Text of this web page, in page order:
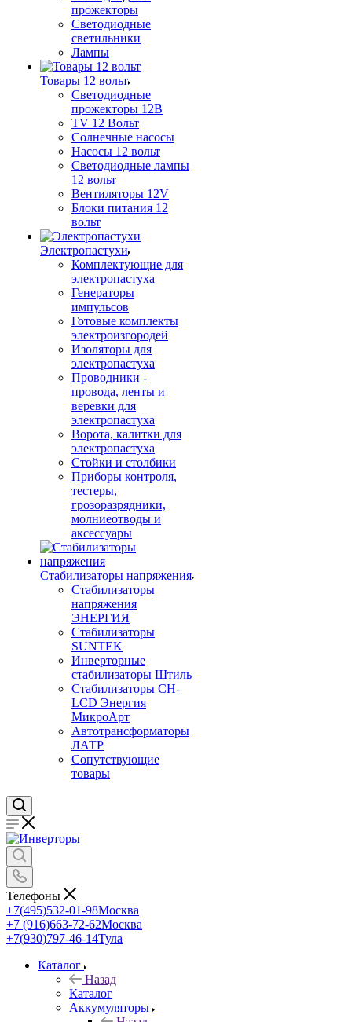
прожекторы
Светодиодные
светильники
Лампы
Товары 12 вольт
Светодиодные
прожекторы 12В
TV 12 Вольт
Солнечные насосы
Насосы 12 вольт
Светодиодные лампы
12 вольт
Вентиляторы 12V
Блоки питания 12
вольт
Электропастухи
Комплектующие для
электропастуха
Генераторы
импульсов
Готовые комплекты
электроизгородей
Изоляторы для
электропастуха
Проводники -
провода, ленты и
веревки для
электропастуха
Ворота, калитки для
электропастуха
Стойки и столбики
Приборы контроля,
тестеры,
грозоразрядники,
молниеотводы и
аксессуары
Стабилизаторы напряжения
Стабилизаторы
напряжения
ЭНЕРГИЯ
Стабилизаторы
SUNTEK
Инверторные
стабилизаторы Штиль
Стабилизаторы СН-
LCD Энepгия
МикроАрт
Автотрансформаторы
ЛАТР
Сопутствующие
товары
Телефоны
+7(495)532-01-98Москва
+7 (916)663-72-62Москва
+7(930)797-46-14Тула
Каталог
Назад
Каталог
Аккумуляторы